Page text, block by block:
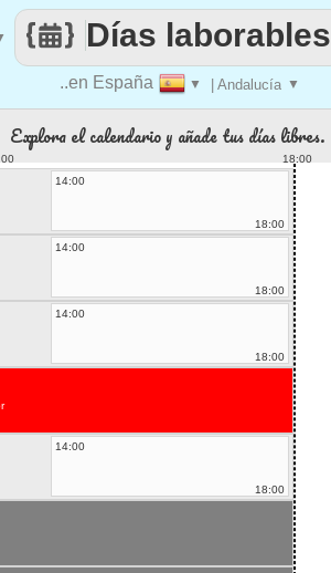
..en España ▼ | Andalucía ▼
Días laborables
Explora el calendario y añade tus días libres.
18:00
14:00
18:00
14:00
18:00
14:00
18:00
14:00
18:00